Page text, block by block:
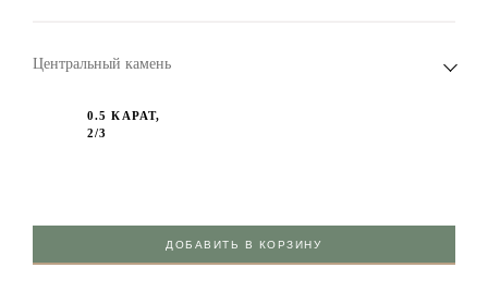
Центральный камень
0.5 КАРАТ,
2/3
ДОБАВИТЬ В КОРЗИНУ